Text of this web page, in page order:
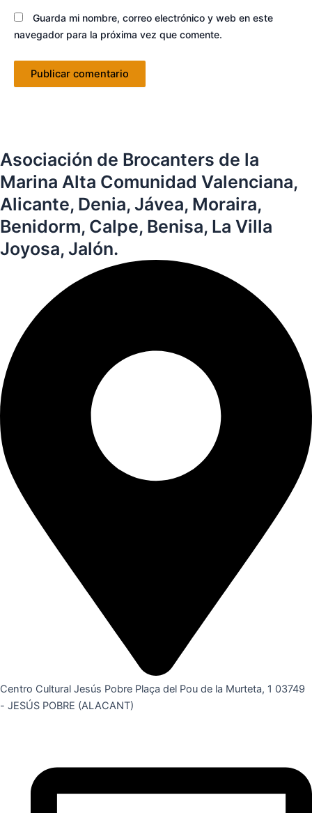
Guarda mi nombre, correo electrónico y web en este
navegador para la próxima vez que comente.
Asociación de Brocanters de la
Marina Alta Comunidad Valenciana,
Alicante, Denia, Jávea, Moraira,
Benidorm, Calpe, Benisa, La Villa
Joyosa, Jalón.
Centro Cultural Jesús Pobre Plaça del Pou de la Murteta, 1 03749
- JESÚS POBRE (ALACANT)